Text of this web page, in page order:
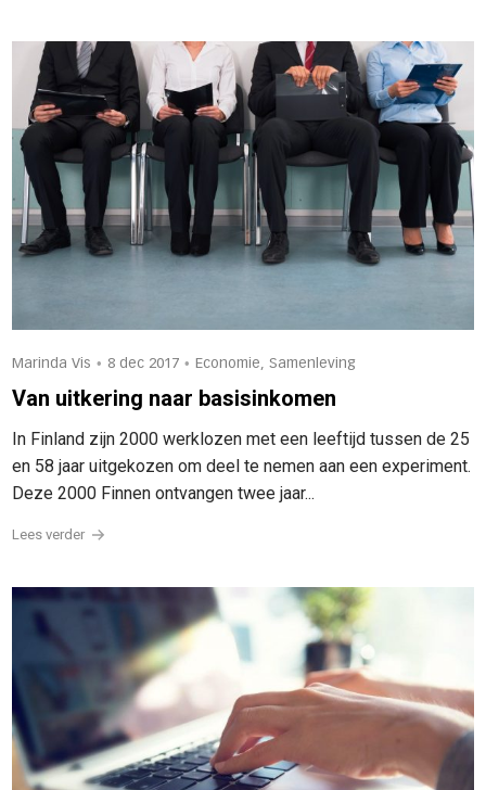
Marinda Vis • 8 dec 2017 • Economie, Samenleving
Van uitkering naar basisinkomen
In Finland zijn 2000 werklozen met een leeftijd tussen de 25
en 58 jaar uitgekozen om deel te nemen aan een experiment.
Deze 2000 Finnen ontvangen twee jaar...
Lees verder